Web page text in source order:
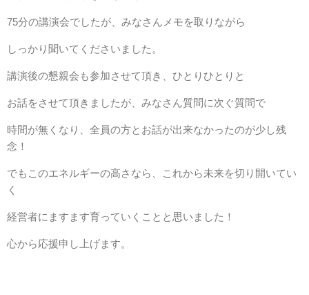
75分の講演会でしたが、みなさんメモを取りながら
しっかり聞いてくださいました。
講演後の懇親会も参加させて頂き、ひとりひとりと
お話をさせて頂きましたが、みなさん質問に次ぐ質問で
時間が無くなり、全員の方とお話が出来なかったのが少し残
念！
でもこのエネルギーの高さなら、これから未来を切り開いてい
く
経営者にますます育っていくことと思いました！
心から応援申し上げます。